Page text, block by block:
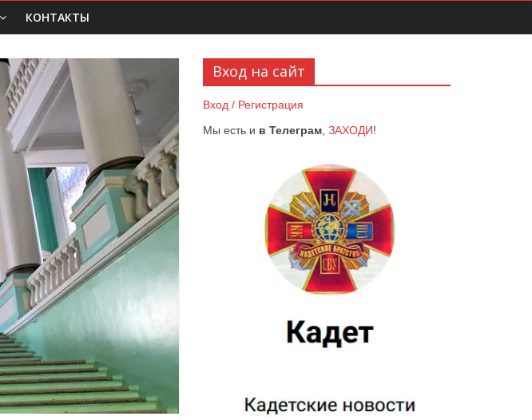
КОНТАКТЫ
Вход на сайт
Вход / Регистрация
Мы есть и в Телеграм ЗАХОДИ!